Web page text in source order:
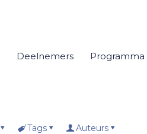
Deelnemers Programma
Tags Auteurs